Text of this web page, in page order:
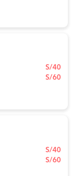
S/40
S/60
S/40
S/60